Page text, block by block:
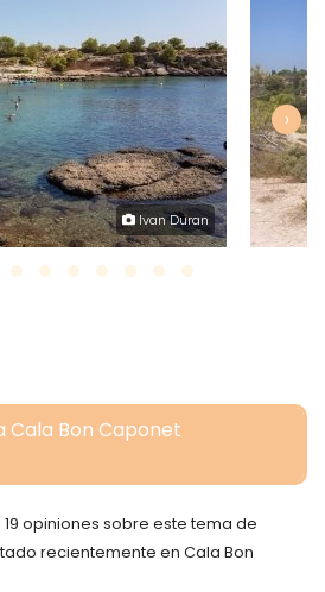
Ivan Duran
›
Cala Bon Caponet
opiniones sobre este tema de
recientemente en Cala Bon